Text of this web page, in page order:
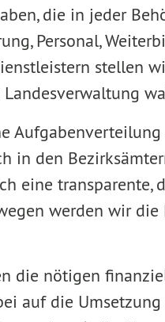
die in jeder
Personal,
stellen
in den
eine transparente,
werden wir
die nötigen
auf die